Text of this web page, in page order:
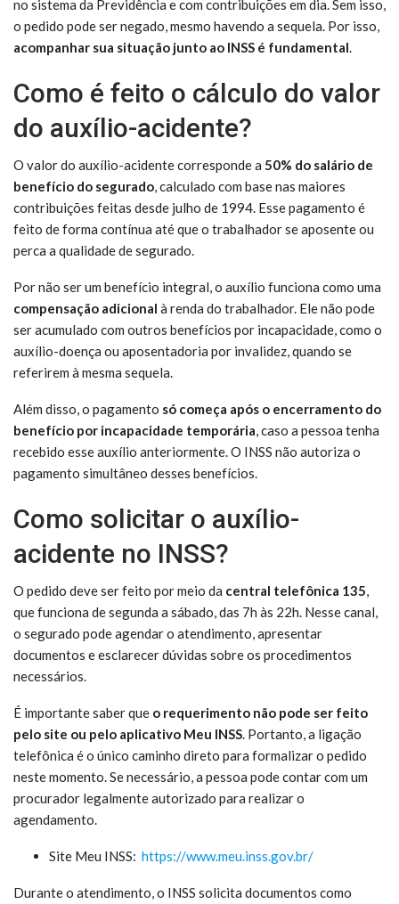
no sistema da Previdência e com contribuições em dia. Sem isso,
o pedido pode ser negado, mesmo havendo a sequela. Por isso,
acompanhar sua situação junto ao INSS é fundamental.
Como é feito o cálculo do valor
do auxílio-acidente?
O valor do auxílio-acidente corresponde a 50% do salário de
benefício do segurado, calculado com base nas maiores
contribuições feitas desde julho de 1994. Esse pagamento é
feito de forma contínua até que o trabalhador se aposente ou
perca a qualidade de segurado.
Por não ser um benefício integral, o auxílio funciona como uma
compensação adicional à renda do trabalhador. Ele não pode
ser acumulado com outros benefícios por incapacidade, como o
auxílio-doença ou aposentadoria por invalidez, quando se
referirem à mesma sequela.
Além disso, o pagamento só começa após o encerramento do
benefício por incapacidade temporária, caso a pessoa tenha
recebido esse auxílio anteriormente. O INSS não autoriza o
pagamento simultâneo desses benefícios.
Como solicitar o auxílio-
acidente no INSS?
O pedido deve ser feito por meio da central telefônica 135,
que funciona de segunda a sábado, das 7h às 22h. Nesse canal,
o segurado pode agendar o atendimento, apresentar
documentos e esclarecer dúvidas sobre os procedimentos
necessários.
É importante saber que o requerimento não pode ser feito
pelo site ou pelo aplicativo Meu INSS. Portanto, a ligação
telefônica é o único caminho direto para formalizar o pedido
neste momento. Se necessário, a pessoa pode contar com um
procurador legalmente autorizado para realizar o
agendamento.
Site Meu INSS: https://www.meu.inss.gov.br/
Durante o atendimento, o INSS solicita documentos como